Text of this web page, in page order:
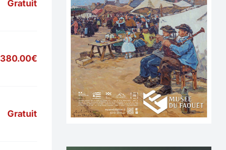
Gratuit
380.00€
Gratuit